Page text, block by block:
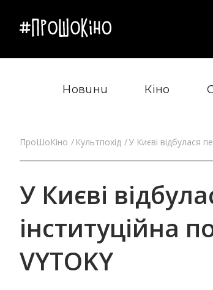
Новини Кіно
ПроШоКіно Культпохід У Києві відбулася
У Києві
інституційна
VYTOKY